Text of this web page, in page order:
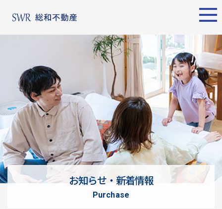
名古屋エリア
物件検索
物件一覧
東京エリア
物件検索
物件一覧
エリア別
名古屋エリア
不動産売却
について
購入希望者
情報一覧
について
売却サポート
シーンごとの売却
売り方のメリット・デメ
リット
買い替えの流れ
売却実績
戸建てを高く売るための
土地を高く売るためのポ
お知らせ・新着情報
purchase